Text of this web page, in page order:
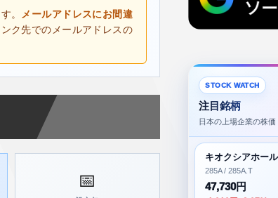
。 メールアドレスにお間違
ク先でのメールアドレスの
📅
STOCK WATCH
注目銘柄
日本の上場企業の株価
285A / 285A.T
47,730円